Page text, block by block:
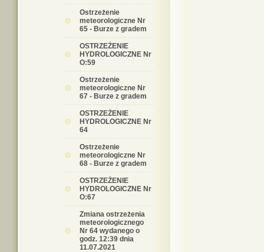
Ostrzeżenie
meteorologiczne Nr
65 - Burze z gradem
OSTRZEŻENIE
HYDROLOGICZNE Nr
O:59
Ostrzeżenie
meteorologiczne Nr
67 - Burze z gradem
OSTRZEŻENIE
HYDROLOGICZNE Nr
64
Ostrzeżenie
meteorologiczne Nr
68 - Burze z gradem
OSTRZEŻENIE
HYDROLOGICZNE Nr
O:67
Zmiana ostrzeżenia
meteorologicznego
Nr 64 wydanego o
godz. 12:39 dnia
11.07.2021